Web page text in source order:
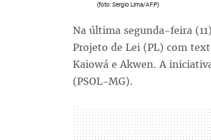
(foto: Sergio Lima/AFP)
Na última segunda-feira
Projeto de Lei (PL) com
Kaiowá e Akwen. A
(PSOL-MG).